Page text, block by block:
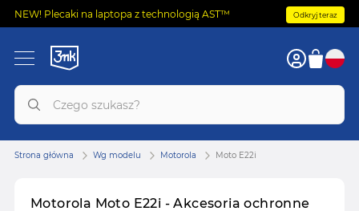
NEW! Plecaki na laptopa z technologią AST™ Odkryj teraz
Motorola Moto E22i - Akcesoria ochronne
Strona główna Wg modelu Motorola Moto E22i